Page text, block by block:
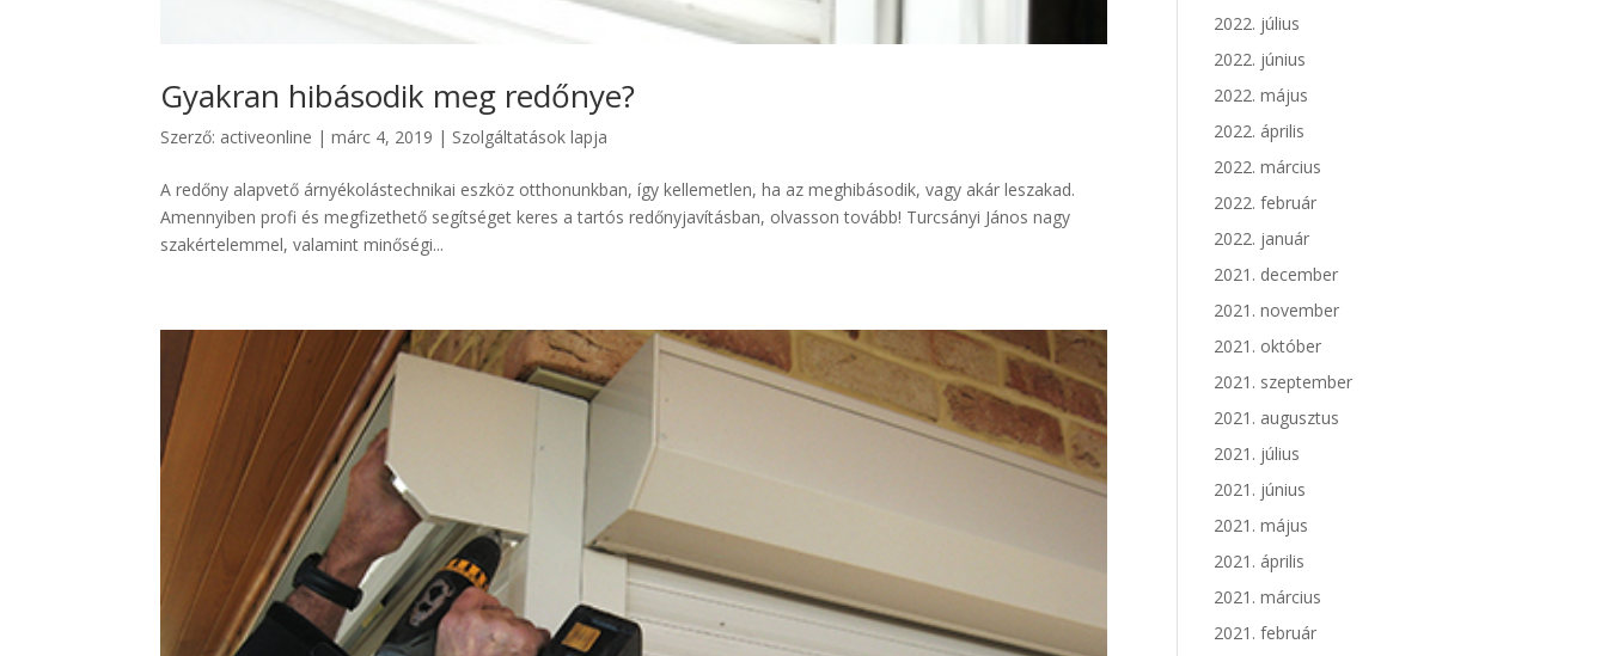
Gyakran hibásodik meg redőnye?
Szerző: activeonline |márc 4, 2019 | Szolgáltatások lapja
A redőny alapvető árnyékolástechnikai eszköz otthonunkban, így kellemetlen, ha az meghibásodik, vagy akár leszakad.
Amennyiben profi és megfizethető segítséget keres a tartós redőnyjavításban, olvasson tovább! Turcsányi János nagy
szakértelemmel, valamint minőségi...
2022. július
2022. június
2022. május
2022. április
2022. március
2022. február
2022. január
2021. december
2021. november
2021. október
2021. szeptember
2021. augusztus
2021. július
2021. június
2021. május
2021. április
2021. március
2021. február